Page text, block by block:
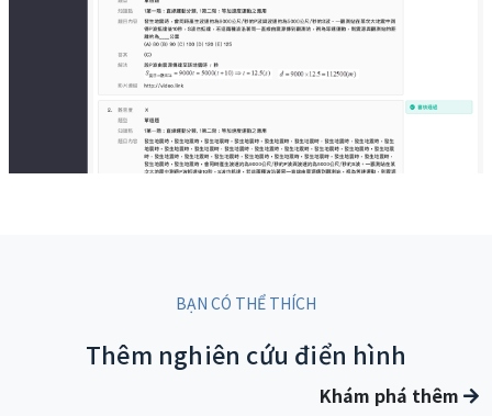
BẠN CÓ THỂ THÍCH
Thêm nghiên cứu điển hình
Khám phá thêm